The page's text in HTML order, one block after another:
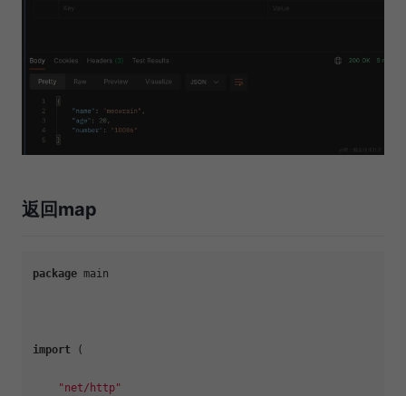
返回map
package main
import (
"net/http"